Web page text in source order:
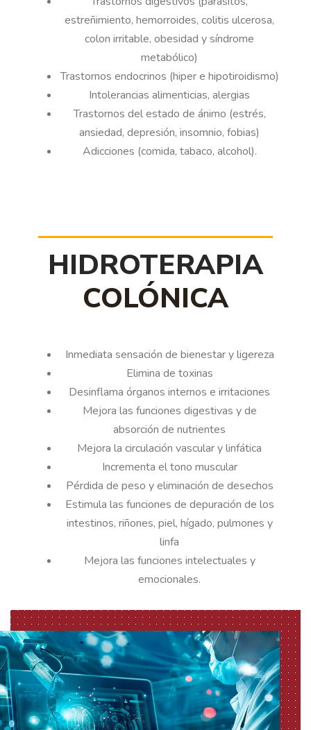
estreñimiento, hemorroides, colitis ulcerosa,
colon irritable, obesidad y síndrome
metabólico)
Trastornos endocrinos (hiper e hipotiroidismo)
Intolerancias alimenticias, alergias
Trastornos del estado de ánimo (estrés,
ansiedad, depresión, insomnio, fobias)
Adicciones (comida, tabaco, alcohol).
HIDROTERAPIA
COLÓNICA
Inmediata sensación de bienestar y ligereza
Elimina de toxinas
Desinflama órganos internos e irritaciones
Mejora las funciones digestivas y de
absorción de nutrientes
Mejora la circulación vascular y linfática
Incrementa el tono muscular
Pérdida de peso y eliminación de desechos
Estimula las funciones de depuración de los
intestinos, riñones, piel, hígado, pulmones y
linfa
Mejora las funciones intelectuales y
emocionales.